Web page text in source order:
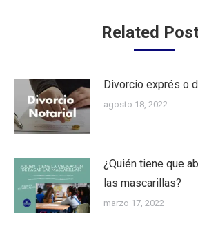
Related
Divorcio exprés o
agosto 18, 2022
¿Quién tiene que
las mascarillas?
marzo 17, 2022